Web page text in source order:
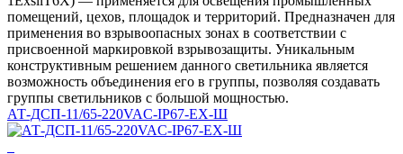
помещений, цехов, площадок и территорий. Предназначен для
применения во взрывоопасных зонах в соответствии с
присвоенной маркировкой взрывозащиты. Уникальным
конструктивным решением данного светильника является
возможность объединения его в группы, позволяя создавать
группы светильников с большой мощностью.
АТ-ДСП-11/65-220VAC-IP67-EX-Ш